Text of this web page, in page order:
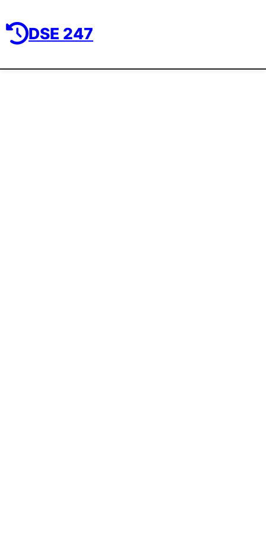
DSE 247